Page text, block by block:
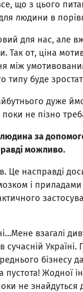
що з цього
людини в
для нас, але
Так от, ціна
між
типу буде
дуже
не пізно
за
можливо.
Це насправді
і приладами
взагалі
сучасній
бізнесу
пустота! Жодної
не знайдуться